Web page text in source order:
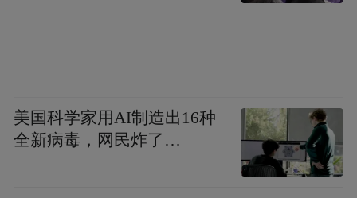
美国科学家用AI制造出16种
全新病毒，网民炸了…